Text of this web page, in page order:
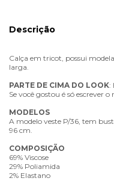
Descrição
Calça em tricot, possui
larga.
PARTE DE CIMA DO LOOK:
Se você gostou é só escrever
MODELOS
A modelo veste P/36, tem
96 cm.
COMPOSIÇÃO
69% Viscose
29% Poliamida
2% Elastano